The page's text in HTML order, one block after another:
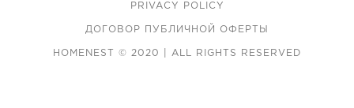
PRIVACY POLICY
ДОГОВОР ПУБЛИЧНОЙ ОФЕРТЫ
HOMENEST © 2020 | ALL RIGHTS RESERVED